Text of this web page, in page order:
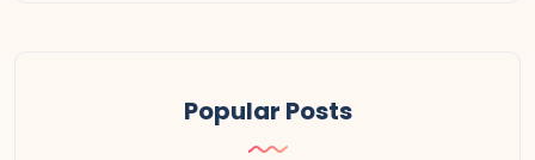
Popular Posts